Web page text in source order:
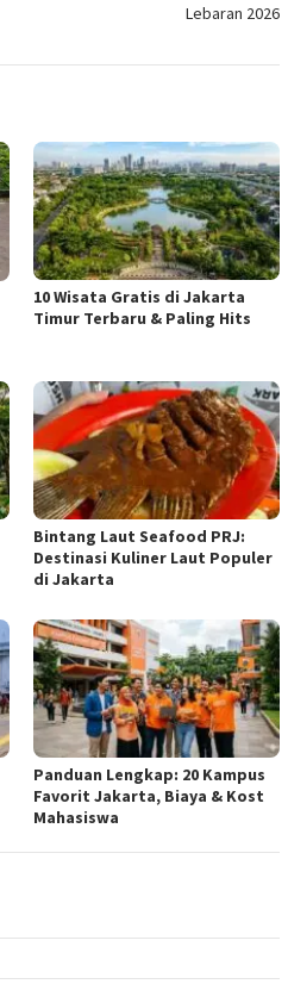
Lebaran 2026
10 Wisata Gratis di Jakarta
Timur Terbaru & Paling Hits
Bintang Laut Seafood PRJ:
Destinasi Kuliner Laut Populer
di Jakarta
Panduan Lengkap: 20 Kampus
Favorit Jakarta, Biaya & Kost
Mahasiswa